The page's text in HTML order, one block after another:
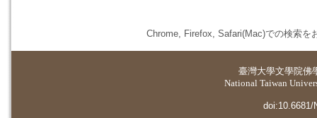
Chrome, Firefox, Safari(Mac)での検索を
臺灣大學文學院佛
National Taiwan
doi:10.6681/